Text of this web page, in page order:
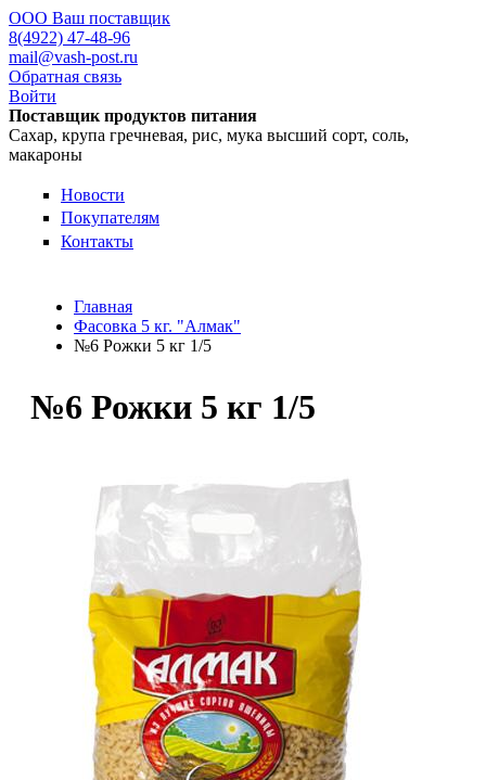
ООО Ваш поставщик
8(4922) 47-48-96
mail@vash-post.ru
Обратная связь
Войти
Поставщик продуктов питания
Сахар, крупа гречневая, рис, мука высший сорт, соль,
макароны
Новости
Покупателям
Контакты
Главная
Фасовка 5 кг. "Алмак"
№6 Рожки 5 кг 1/5
№6 Рожки 5 кг 1/5